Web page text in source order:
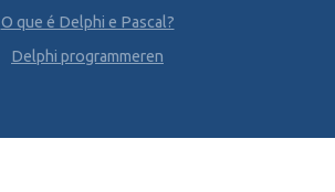
O que é Delphi e Pascal?
Delphi programmeren